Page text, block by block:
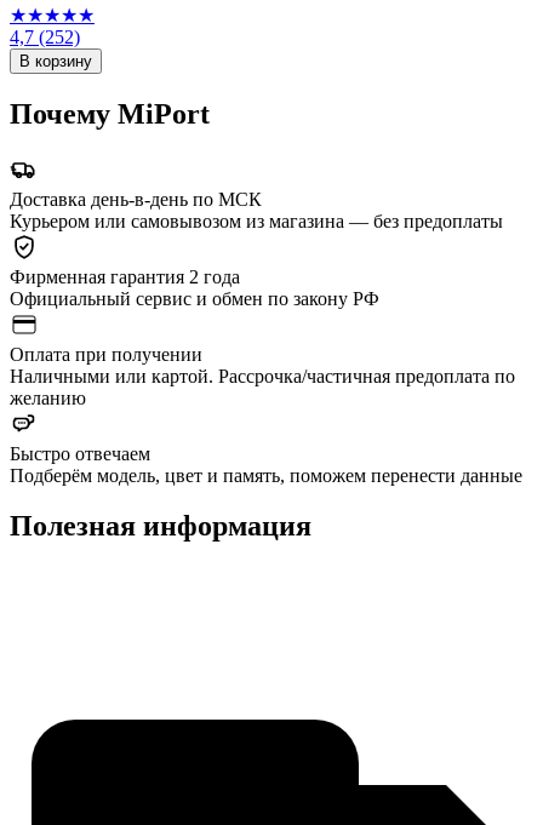
★★★★★
4,7 (252)
В корзину
Почему MiPort
Доставка день-в-день по МСК
Курьером или самовывозом из магазина — без предоплаты
Фирменная гарантия 2 года
Официальный сервис и обмен по закону РФ
Оплата при получении
Наличными или картой. Рассрочка/частичная предоплата по
желанию
Быстро отвечаем
Подберём модель, цвет и память, поможем перенести данные
Полезная информация